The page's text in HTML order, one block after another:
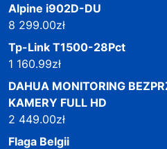
Alpine i902D-DU
8 299.00zł
Tp-Link T1500-28Pct
1 160.99zł
DAHUA MONITORING
KAMERY FULL HD
2 449.00zł
Flaga Belgii